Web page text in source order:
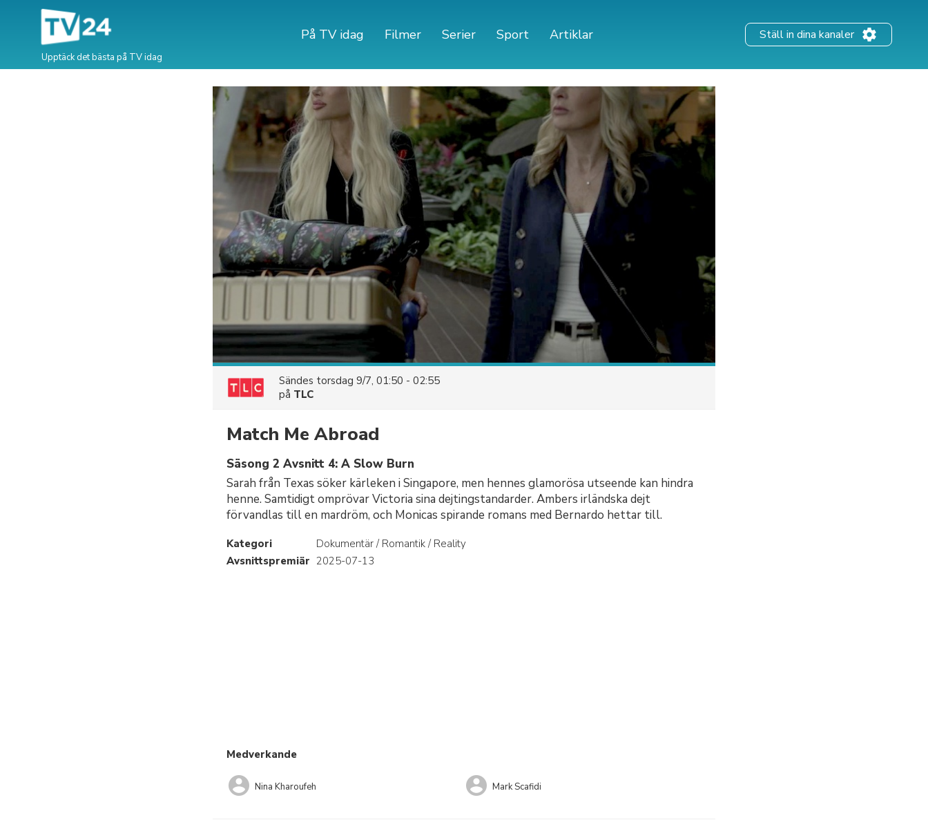
Upptäck det bästa på TV idag
På TV idag Filmer Serier Sport Artiklar Ställ in dina kanaler
Sändes torsdag 9/7, 01:50 - 02:55
på TLC
Match Me Abroad
Säsong 2 Avsnitt 4: A Slow Burn
Sarah från Texas söker kärleken i Singapore, men hennes glamorösa utseende kan hindra
henne. Samtidigt omprövar Victoria sina dejtingstandarder. Ambers irländska dejt
förvandlas till en mardröm, och Monicas spirande romans med Bernardo hettar till.
Kategori
Dokumentär / Romantik / Reality
Avsnittspremiär 2025-07-13
Medverkande
Nina Kharoufeh Mark Scafidi